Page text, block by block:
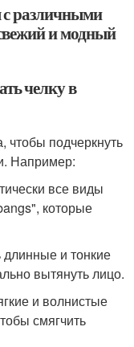
с различными
и модный
челку в
чтобы подчеркнуть
Например:
все виды
которые
и тонкие
вытянуть лицо.
и волнистые
смягчить